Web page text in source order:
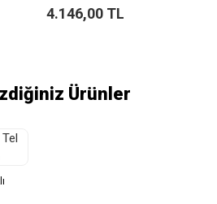
4.146,00 TL
Ürünler